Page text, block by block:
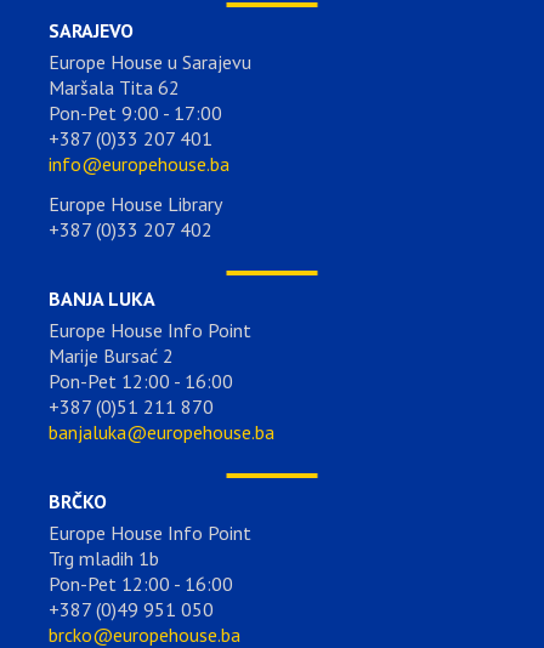
SARAJEVO
Europe House u Sarajevu
Maršala Tita 62
Pon-Pet 9:00 - 17:00
+387 (0)33 207 401
info@europehouse.ba
Europe House Library
+387 (0)33 207 402
BANJA LUKA
Europe House Info Point
Marije Bursać 2
Pon-Pet 12:00 - 16:00
+387 (0)51 211 870
banjaluka@europehouse.ba
BRČKO
Europe House Info Point
Trg mladih 1b
Pon-Pet 12:00 - 16:00
+387 (0)49 951 050
brcko@europehouse.ba